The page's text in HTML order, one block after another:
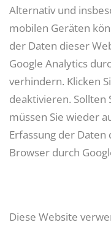
Alternativ und
mobilen Geräten
der Daten dieser
Google Analytics
verhindern. Klicken
deaktivieren. Sollten
müssen Sie wieder
Erfassung der
Browser durch
Diese Website